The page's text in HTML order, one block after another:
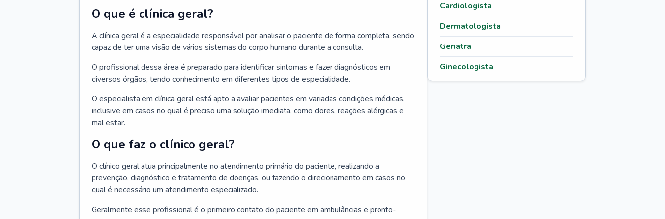
O que é clínica geral?
A clínica geral é a especialidade responsável por analisar o paciente de forma completa, sendo
capaz de ter uma visão de vários sistemas do corpo humano durante a consulta.
O profissional dessa área é preparado para identificar sintomas e fazer diagnósticos em
diversos órgãos, tendo conhecimento em diferentes tipos de especialidade.
O especialista em clínica geral está apto a avaliar pacientes em variadas condições médicas,
inclusive em casos no qual é preciso uma solução imediata, como dores, reações alérgicas e
mal estar.
O que faz o clínico geral?
O clínico geral atua principalmente no atendimento primário do paciente, realizando a
prevenção, diagnóstico e tratamento de doenças, ou fazendo o direcionamento em casos no
qual é necessário um atendimento especializado.
Geralmente esse profissional é o primeiro contato do paciente em ambulâncias e pronto-
Cardiologista
Dermatologista
Geriatra
Ginecologista